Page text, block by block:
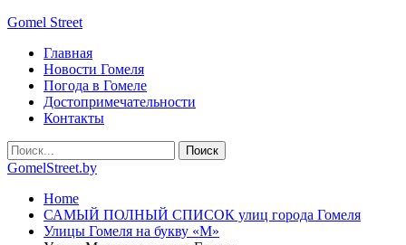
Gomel Street
Главная
Новости Гомеля
Погода в Гомеле
Достопримечательности
Контакты
GomelStreet.by
Home
САМЫЙ ПОЛНЫЙ СПИСОК улиц города Гомеля
Улицы Гомеля на букву «М»